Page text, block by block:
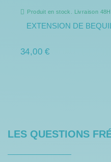
Produit en stock. Livraison 48H
EXTENSION DE
34,00 €
LES QUESTIONS